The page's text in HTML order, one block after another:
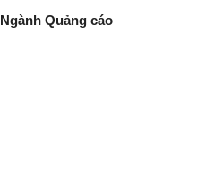
Ngành Quảng cáo